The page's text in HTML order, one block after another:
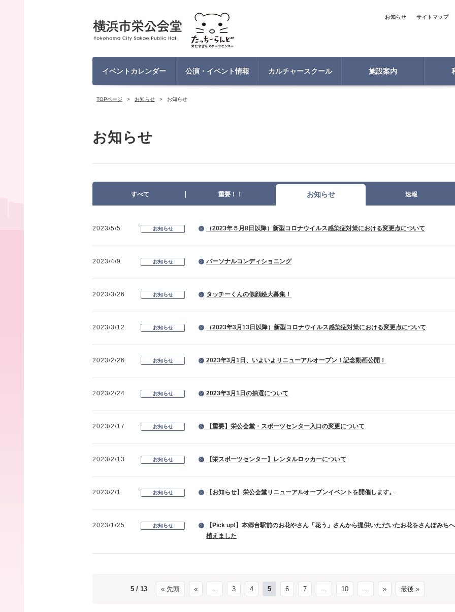
お知らせ サイトマップ
イベントカレンダー 公演・イベント情報 カルチャースクール 施設案内
TOPページ お知らせ お知らせ
お知らせ
すべて 重要！！ お知らせ 速報
2023/5/5 お知らせ （2023年５月8日以降）新型コロナウイルス感染症対策における変更点について
2023/4/9 お知らせ パーソナルコンディショニング
2023/3/26 お知らせ タッチーくんの似顔絵大募集！
2023/3/12 お知らせ （2023年3月13日以降）新型コロナウイルス感染症対策における変更点について
2023/2/26 お知らせ 2023年3月1日、いよいよリニューアルオープン！記念動画公開！
2023/2/24 お知らせ 2023年3月1日の抽選について
2023/2/17 お知らせ 【重要】栄公会堂・スポーツセンター入口の変更について
2023/2/13 お知らせ 【栄スポーツセンター】レンタルロッカーについて
2023/2/1 お知らせ 【お知らせ】栄公会堂リニューアルオープンイベントを開催します。
2023/1/25 お知らせ
【Pick up!】本郷台駅前のお花やさん「花う」さんから提供いただいたお花をさんぽみちへ
植えました
5 / 13 « 先頭 « ... 3 4 5 6 7 ... 10 ... » 最後 »